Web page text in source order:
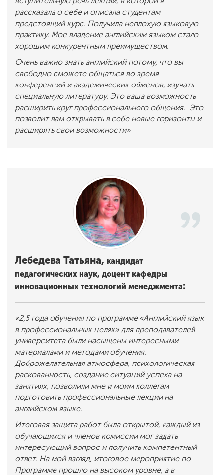
рассказала о себе и описала студентам
предстоящий курс. Получила неплохую языковую
практику. Мое владение английским языком стало
хорошим конкурентным преимуществом.
Очень важно знать английский потому, что вы
свободно сможете общаться во время
конференций и академических обменов, изучать
специальную литературу. Это ваша возможность
расширить круг профессионального общения. Это
позволит вам открывать в себе новые горизонты и
расширять свои возможности»
Лебедева Татьяна, кандидат
педагогических наук, доцент кафедры
инновационных технологий менеджмента:
«2,5 года обучения по программе «Английский язык
в профессиональных целях» для преподавателей
университета были насыщены интересными
материалами и методами обучения.
Доброжелательная атмосфера, психологическая
раскованность, создание ситуаций успеха на
занятиях, позволили мне и моим коллегам
подготовить профессиональные лекции на
английском языке.
Итоговая защита работ была открытой, каждый из
обучающихся и членов комиссии мог задать
интересующий вопрос и получить компетентный
ответ. На мой взгляд, итоговое мероприятие по
Программе прошло на высоком уровне, а в